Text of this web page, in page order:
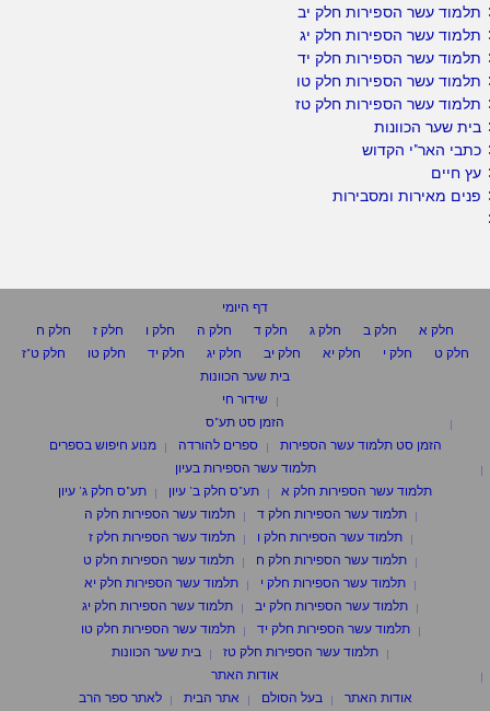
תלמוד עשר הספירות חלק יב
תלמוד עשר הספירות חלק יג
תלמוד עשר הספירות חלק יד
תלמוד עשר הספירות חלק טו
תלמוד עשר הספירות חלק טז
בית שער הכוונות
כתבי האר"י הקדוש
עץ חיים
פנים מאירות ומסבירות
דף היומי
חלק א
חלק ב חלק ג חלק ד חלק ה חלק ו חלק ז
חלק ח
חלק ט
חלק י חלק יא חלק יב חלק יג חלק יד חלק טו
חלק ט"ז
בית שער הכוונות
שידור חי
הזמן סט תע"ס
הזמן סט תלמוד עשר הספירות
ספרים להורדה
מנוע חיפוש בספרים
תלמוד עשר הספירות בעיון
תלמוד עשר הספירות חלק א
תע"ס חלק ב' עיון
תע"ס חלק ג' עיון
תלמוד עשר הספירות חלק ד
תלמוד עשר הספירות חלק ה
תלמוד עשר הספירות חלק ו
תלמוד עשר הספירות חלק ז
תלמוד עשר הספירות חלק ח
תלמוד עשר הספירות חלק ט
תלמוד עשר הספירות חלק י
תלמוד עשר הספירות חלק יא
תלמוד עשר הספירות חלק יב
תלמוד עשר הספירות חלק יג
תלמוד עשר הספירות חלק יד
תלמוד עשר הספירות חלק טו
תלמוד עשר הספירות חלק טז
בית שער הכוונות
אודות האתר
אודות האתר
בעל הסולם אתר הבית לאתר ספר הרב